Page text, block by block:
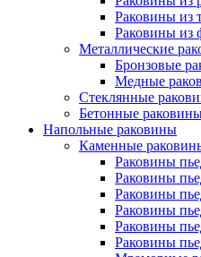
Раковины из
Раковины из
Металлические
Бронзовые
Медные
Стеклянные
Бетонные
Напольные раковины
Каменные
Раковины
Раковины
Раковины
Раковины
Раковины
Раковины